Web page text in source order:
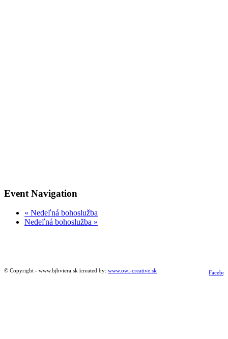
Event Navigation
« Nedeľná bohoslužba
Nedeľná bohoslužba »
© Copyright - www.bjbviera.sk |created by: www.owi-creative.sk